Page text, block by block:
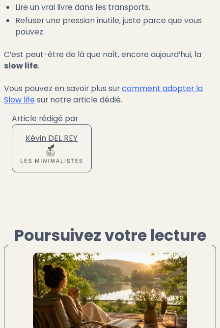
Lire un vrai livre dans les transports.
Refuser une pression inutile, juste parce que vous
pouvez.
C’est peut-être de là que naît, encore aujourd’hui, la
slow life.
Vous pouvez en savoir plus surcomment adopter la
Slow lifesur notre article dédié.
Article rédigé par
Kévin DEL REY
Poursuivez votre lecture